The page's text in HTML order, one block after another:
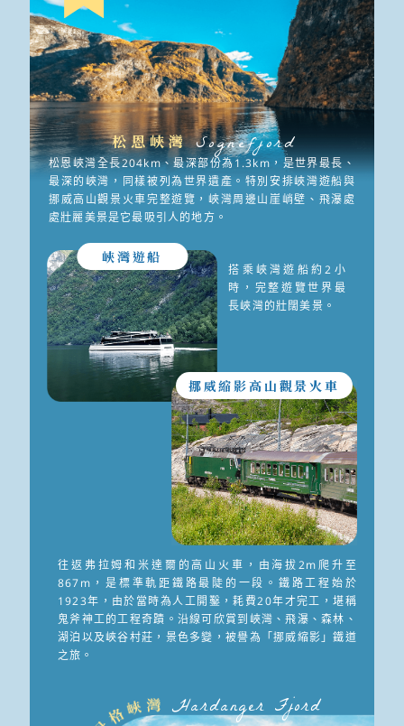
松恩峽灣Sognefjord
松恩峽灣全長204km、最深部份為1.3km，是世界最長、
最深的峽灣，同樣被列為世界遺產。特別安排峽灣遊船與
挪威高山觀景火車完整遊覽，峽灣周邊山崖峭壁、飛瀑處
處壯麗美景是它最吸引人的地方。
峽灣遊船
搭乘峽灣遊船約2小
時，完整遊覽世界最
長峽灣的壯闊美景。
挪威縮影高山觀景火車
往返弗拉姆和米達爾的高山火車，由海拔2m爬升至
867m，是標準軌距鐵路最陡的一段。鐵路工程始於
1923年，由於當時為人工開鑿，耗費20年才完工，堪稱
鬼斧神工的工程奇蹟。沿線可欣賞到峽灣、飛瀑、森林、
湖泊以及峽谷村莊，景色多變，被譽為「挪威縮影」鐵道
之旅。
Hardanger Fjord